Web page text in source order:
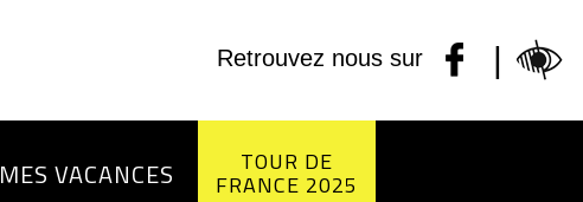
Retrouvez nous sur |
MES VACANCES TOUR DE
FRANCE 2025